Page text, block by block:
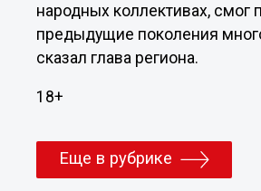
народных коллективах, смог
предыдущие поколения
сказал глава региона.
18+
Еще в рубрике